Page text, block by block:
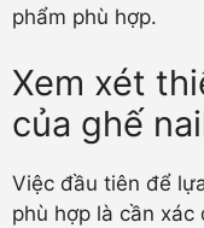
phẩm phù hợp.
Xem xét
của ghế
Việc đầu tiên để
phù hợp là cần